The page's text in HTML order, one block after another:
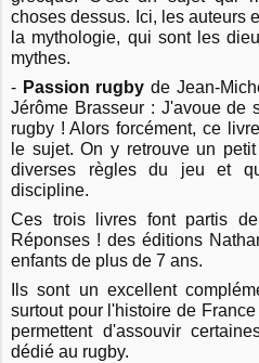
choses dessus. Ici, les auteurs
la mythologie, qui sont les
mythes.
- Passion rugby de Jean-
Jérôme Brasseur : J'avoue de
rugby ! Alors forcément, ce
le sujet. On y retrouve un
diverses règles du jeu et
discipline.
Ces trois livres font partis
Réponses ! des éditions
enfants de plus de 7 ans.
Ils sont un excellent
surtout pour l'histoire de
permettent d'assouvir
dédié au rugby.